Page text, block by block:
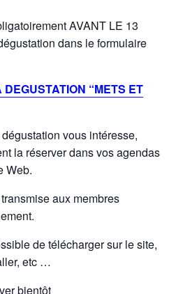
AVANT LE 13
dans le formulaire
“METS ET
vous intéresse,
la réserver dans vos agendas
Web.
aux membres
de télécharger sur le site,
etc …
bientôt